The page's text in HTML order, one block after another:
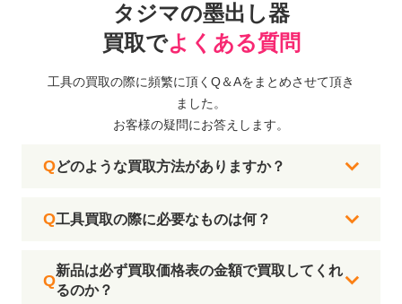
タジマの墨出し器
買取でよくある質問
工具の買取の際に頻繁に頂くQ＆Aをまとめさせて頂き
ました。
お客様の疑問にお答えします。
どのような買取方法がありますか？
工具買取の際に必要なものは何？
新品は必ず買取価格表の金額で買取してくれ
るのか？